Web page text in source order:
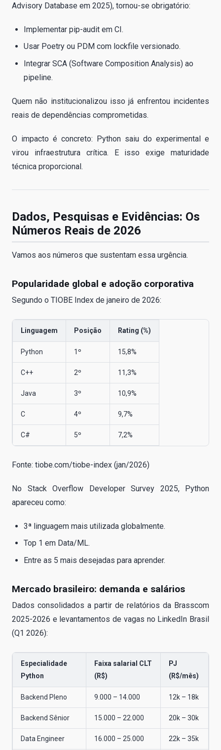
Advisory Database em 2025), tornou-se obrigatório:
Implementar pip-audit em CI.
Usar Poetry ou PDM com lockfile versionado.
Integrar SCA (Software Composition Analysis) ao
pipeline.
Quem não institucionalizou isso já enfrentou incidentes
reais de dependências comprometidas.
O impacto é concreto: Python saiu do experimental e
virou infraestrutura crítica. E isso exige maturidade
técnica proporcional.
Dados, Pesquisas e Evidências: Os
Números Reais de 2026
Vamos aos números que sustentam essa urgência.
Popularidade global e adoção corporativa
Segundo o TIOBE Index de janeiro de 2026:
Linguagem Posição Rating (%)
Python 1º 15,8%
C++ 2º 11,3%
Java 3º 10,9%
C 4º 9,7%
C# 5º 7,2%
Fonte: tiobe.com/tiobe-index (jan/2026)
No Stack Overflow Developer Survey 2025, Python
apareceu como:
3ª linguagem mais utilizada globalmente.
Top 1 em Data/ML.
Entre as 5 mais desejadas para aprender.
Mercado brasileiro: demanda e salários
Dados consolidados a partir de relatórios da Brasscom
2025-2026 e levantamentos de vagas no LinkedIn Brasil
(Q1 2026):
Especialidade
Python
Faixa salarial CLT
(R$)
PJ
(R$/mês)
Backend Pleno 9.000 – 14.000 12k – 18k
Backend Sênior 15.000 – 22.000 20k – 30k
Data Engineer 16.000 – 25.000 22k – 35k